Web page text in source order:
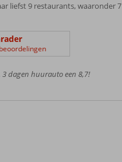
liefst 9 restaurants, waaronder 7
3 dagen huurauto een 8,7!